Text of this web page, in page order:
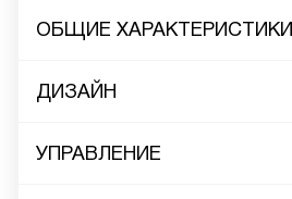
ОБЩИЕ ХАРАКТЕРИСТИКИ
ДИЗАЙН
УПРАВЛЕНИЕ